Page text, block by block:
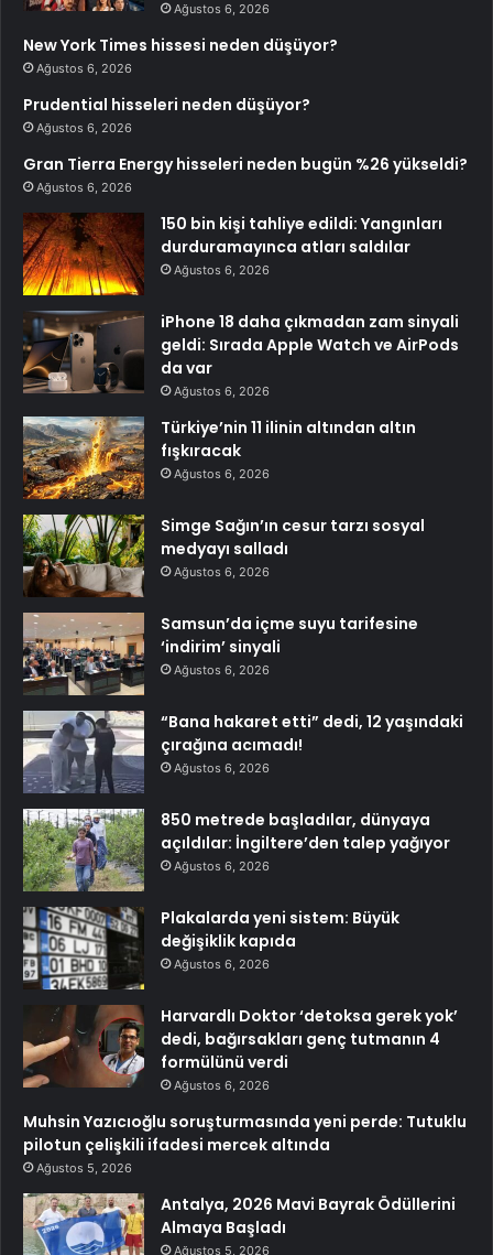
Ağustos 6, 2026
New York Times hissesi neden düşüyor?
Ağustos 6, 2026
Prudential hisseleri neden düşüyor?
Ağustos 6, 2026
Gran Tierra Energy hisseleri neden bugün %26 yükseldi?
Ağustos 6, 2026
150 bin kişi tahliye edildi: Yangınları
durduramayınca atları saldılar
Ağustos 6, 2026
iPhone 18 daha çıkmadan zam sinyali
geldi: Sırada Apple Watch ve AirPods
da var
Ağustos 6, 2026
Türkiye’nin 11 ilinin altından altın
fışkıracak
Ağustos 6, 2026
Simge Sağın’ın cesur tarzı sosyal
medyayı salladı
Ağustos 6, 2026
Samsun’da içme suyu tarifesine
‘indirim’ sinyali
Ağustos 6, 2026
“Bana hakaret etti” dedi, 12 yaşındaki
çırağına acımadı!
Ağustos 6, 2026
850 metrede başladılar, dünyaya
açıldılar: İngiltere’den talep yağıyor
Ağustos 6, 2026
Plakalarda yeni sistem: Büyük
değişiklik kapıda
Ağustos 6, 2026
Harvardlı Doktor ‘detoksa gerek yok’
dedi, bağırsakları genç tutmanın 4
formülünü verdi
Ağustos 6, 2026
Muhsin Yazıcıoğlu soruşturmasında yeni perde: Tutuklu
pilotun çelişkili ifadesi mercek altında
Ağustos 5, 2026
Antalya, 2026 Mavi Bayrak Ödüllerini
Almaya Başladı
Ağustos 5, 2026